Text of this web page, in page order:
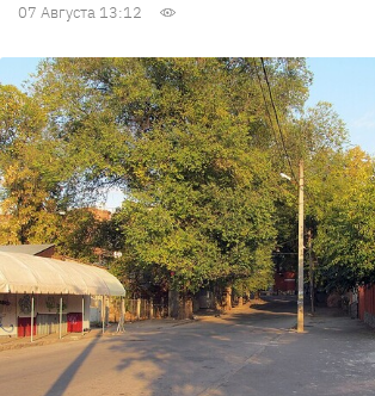
07 Августа 13:12